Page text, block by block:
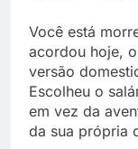
Você está
acordou hoje,
versão
Escolheu o
em vez da
da sua própria